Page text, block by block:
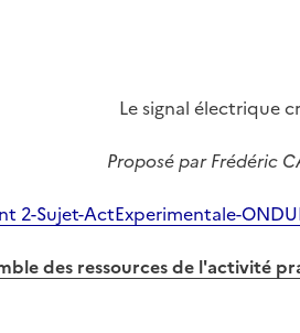
Le signal électrique
Proposé par Frédéric
2-Sujet-ActExperimentale-
des ressources de l'activité